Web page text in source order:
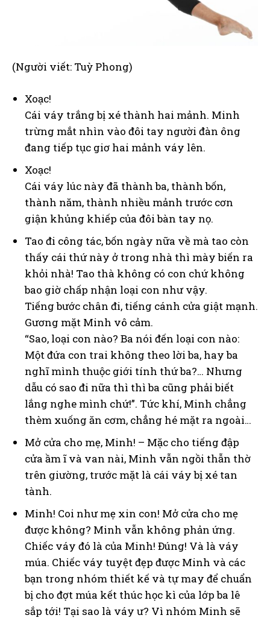
(Người viết: Tuỳ Phong)
Xoạc!
Cái váy trắng bị xé thành hai mảnh. Minh
trừng mắt nhìn vào đôi tay người đàn ông
đang tiếp tục giơ hai mảnh váy lên.
Xoạc!
Cái váy lúc này đã thành ba, thành bốn,
thành năm, thành nhiều mảnh trước cơn
giận khủng khiếp của đôi bàn tay nọ.
Tao đi công tác, bốn ngày nữa về mà tao còn
thấy cái thứ này ở trong nhà thì mày biến ra
khỏi nhà! Tao thà không có con chứ không
bao giờ chấp nhận loại con như vậy.
Tiếng bước chân đi, tiếng cánh cửa giật mạnh.
Gương mặt Minh vô cảm.
“Sao, loại con nào? Ba nói đến loại con nào:
Một đứa con trai không theo lời ba, hay ba
nghĩ mình thuộc giới tính thứ ba?… Nhưng
dẫu có sao đi nữa thì thì ba cũng phải biết
lắng nghe mình chứ!”. Tức khí, Minh chẳng
thèm xuống ăn cơm, chẳng hé mặt ra ngoài…
Mở cửa cho mẹ, Minh! – Mặc cho tiếng đập
cửa ầm ĩ và van nài, Minh vẫn ngồi thẫn thờ
trên giường, trước mặt là cái váy bị xé tan
tành.
Minh! Coi như mẹ xin con! Mở cửa cho mẹ
được không? Minh vẫn không phản ứng.
Chiếc váy đó là của Minh! Đúng! Và là váy
múa. Chiếc váy tuyệt đẹp được Minh và các
bạn trong nhóm thiết kế và tự may để chuẩn
bị cho đợt múa kết thúc học kì của lớp ba lê
sắp tới! Tại sao là váy ư? Vì nhóm Minh sẽ